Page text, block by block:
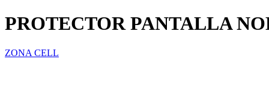
PROTECTOR PANTALLA
ZONA CELL